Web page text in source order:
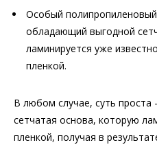
Особый
обладающий выгодной
ламинируется уже
пленкой.
В любом случае, суть проста
сетчатая основа, которую
пленкой, получая в